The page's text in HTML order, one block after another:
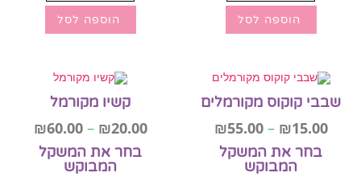
הוספה לסל הוספה לסל
שבבי קוקוס מקורמלים
₪15.00
–
₪55.00
בחר את המשקל
המבוקש‎
קשיו מקורמל
₪20.00
–
₪60.00
בחר את המשקל
המבוקש‎